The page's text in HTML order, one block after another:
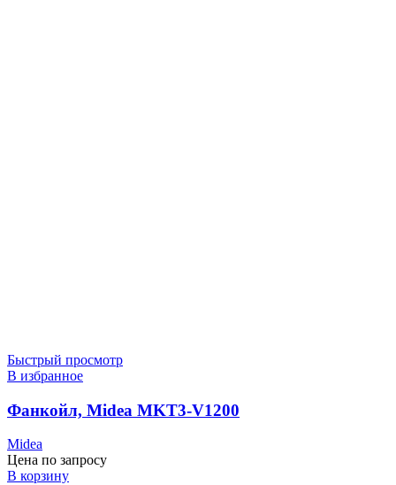
Быстрый просмотр
В избранное
Фанкойл, Midea MKT3-V1200
Midea
Цена по запросу
В корзину